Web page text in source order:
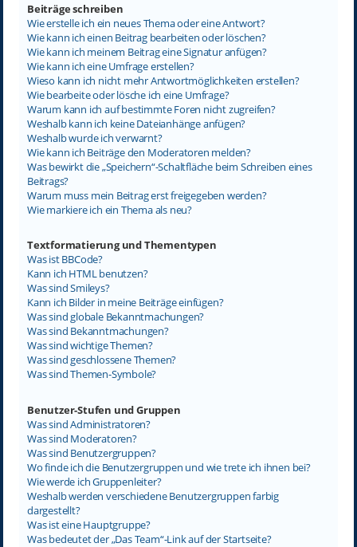
Beiträge schreiben
Wie erstelle ich ein neues Thema oder eine Antwort?
Wie kann ich einen Beitrag bearbeiten oder löschen?
Wie kann ich meinem Beitrag eine Signatur anfügen?
Wie kann ich eine Umfrage erstellen?
Wieso kann ich nicht mehr Antwortmöglichkeiten erstellen?
Wie bearbeite oder lösche ich eine Umfrage?
Warum kann ich auf bestimmte Foren nicht zugreifen?
Weshalb kann ich keine Dateianhänge anfügen?
Weshalb wurde ich verwarnt?
Wie kann ich Beiträge den Moderatoren melden?
Was bewirkt die „Speichern“-Schaltfläche beim Schreiben eines
Beitrags?
Warum muss mein Beitrag erst freigegeben werden?
Wie markiere ich ein Thema als neu?
Textformatierung und Thementypen
Was ist BBCode?
Kann ich HTML benutzen?
Was sind Smileys?
Kann ich Bilder in meine Beiträge einfügen?
Was sind globale Bekanntmachungen?
Was sind Bekanntmachungen?
Was sind wichtige Themen?
Was sind geschlossene Themen?
Was sind Themen-Symbole?
Benutzer-Stufen und Gruppen
Was sind Administratoren?
Was sind Moderatoren?
Was sind Benutzergruppen?
Wo finde ich die Benutzergruppen und wie trete ich ihnen bei?
Wie werde ich Gruppenleiter?
Weshalb werden verschiedene Benutzergruppen farbig
dargestellt?
Was ist eine Hauptgruppe?
Was bedeutet der „Das Team“-Link auf der Startseite?